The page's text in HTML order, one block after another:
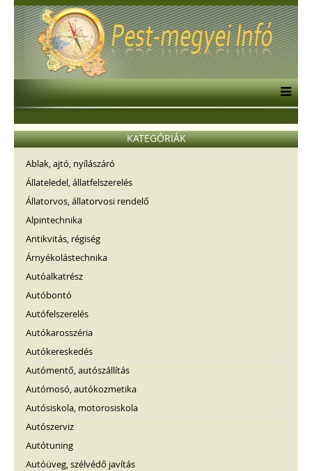
KATEGÓRIÁK
Ablak, ajtó, nyílászáró
Állateledel, állatfelszerelés
Állatorvos, állatorvosi rendelő
Alpintechnika
Antikvitás, régiség
Árnyékolástechnika
Autóalkatrész
Autóbontó
Autófelszerelés
Autókarosszéria
Autókereskedés
Autómentő, autószállítás
Autómosó, autókozmetika
Autósiskola, motorosiskola
Autószerviz
Autótuning
Autóüveg, szélvédő javítás